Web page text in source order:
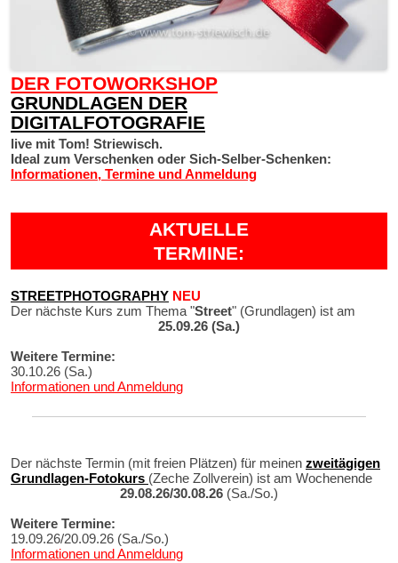
DER FOTOWORKSHOP
GRUNDLAGEN DER
DIGITALFOTOGRAFIE
live mit Tom! Striewisch.
Ideal zum Verschenken oder Sich-Selber-Schenken:
Informationen, Termine und Anmeldung
AKTUELLE
TERMINE:
STREETPHOTOGRAPHY NEU
Der nächste Kurs zum Thema "Street" (Grundlagen) ist am
25.09.26 (Sa.)
Weitere Termine:
30.10.26 (Sa.)
Informationen und Anmeldung
Der nächste Termin (mit freien Plätzen) für meinen zweitägigen
Grundlagen-Fotokurs (Zeche Zollverein) ist am Wochenende
29.08.26/30.08.26 (Sa./So.)
Weitere Termine:
19.09.26/20.09.26 (Sa./So.)
Informationen und Anmeldung